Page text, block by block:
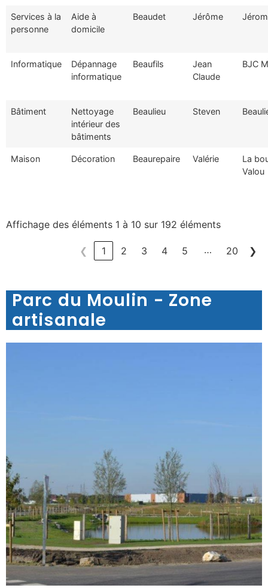
Services à la
personne
Aide à
domicile
Beaudet Jérôme
Informatique
Dépannage
informatique
Beaufils
Jean
Claude
BJC
Bâtiment
Nettoyage
intérieur des
bâtiments
Beaulieu Steven
Maison Décoration Beaurepaire Valérie
La
Valou
Affichage des éléments 1 à 10 sur 192 éléments
❮ 1 2 3 4 5 … 20 ❯
Parc du Moulin - Zone
artisanale